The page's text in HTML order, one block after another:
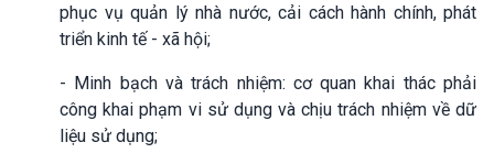
phục vụ quản lý nhà nước, cải cách hành chính, phát
triển kinh tế - xã hội;
- Minh bạch và trách nhiệm: cơ quan khai thác phải
công khai phạm vi sử dụng và chịu trách nhiệm về dữ
liệu sử dụng;